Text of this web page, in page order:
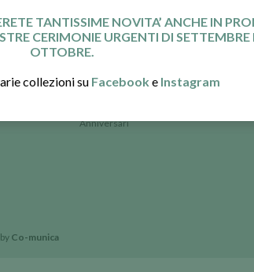
LE BOMBONIERE
Comunione e Cresima
Anniversari
Co-munica
TANTISSIME NOVITA’ ANCHE IN
CERIMONIE URGENTI DI SETTEMBRE
OTTOBRE.
collezioni su Facebooke Instagram